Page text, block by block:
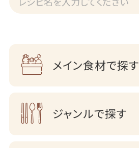
メイン食材で探す
ジャンルで探す